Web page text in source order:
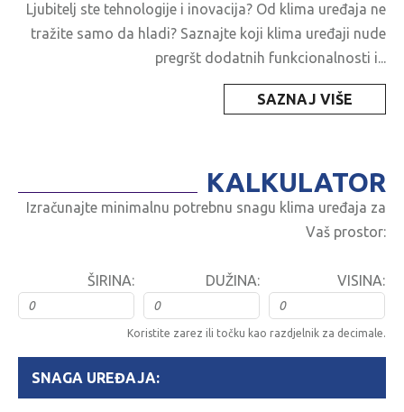
Ljubitelj ste tehnologije i inovacija? Od klima uređaja ne
tražite samo da hladi? Saznajte koji klima uređaji nude
pregršt dodatnih funkcionalnosti i...
SAZNAJ VIŠE
KALKULATOR
Izračunajte minimalnu potrebnu snagu klima uređaja za
Vaš prostor:
ŠIRINA: DUŽINA: VISINA:
Koristite zarez ili točku kao razdjelnik za decimale.
SNAGA UREĐAJA: